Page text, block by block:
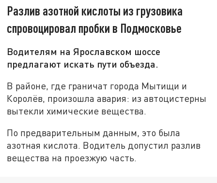
Разлив азотной кислоты из грузовика
спровоцировал пробки в Подмосковье
Водителям на Ярославском шоссе
предлагают искать пути объезда.
В районе, где граничат города Мытищи и
Королёв, произошла авария: из автоцистерны
вытекли химические вещества.
По предварительным данным, это была
азотная кислота. Водитель допустил разлив
вещества на проезжую часть.